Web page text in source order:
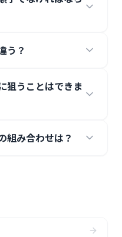
う？
狙うことはできま
組み合わせは？